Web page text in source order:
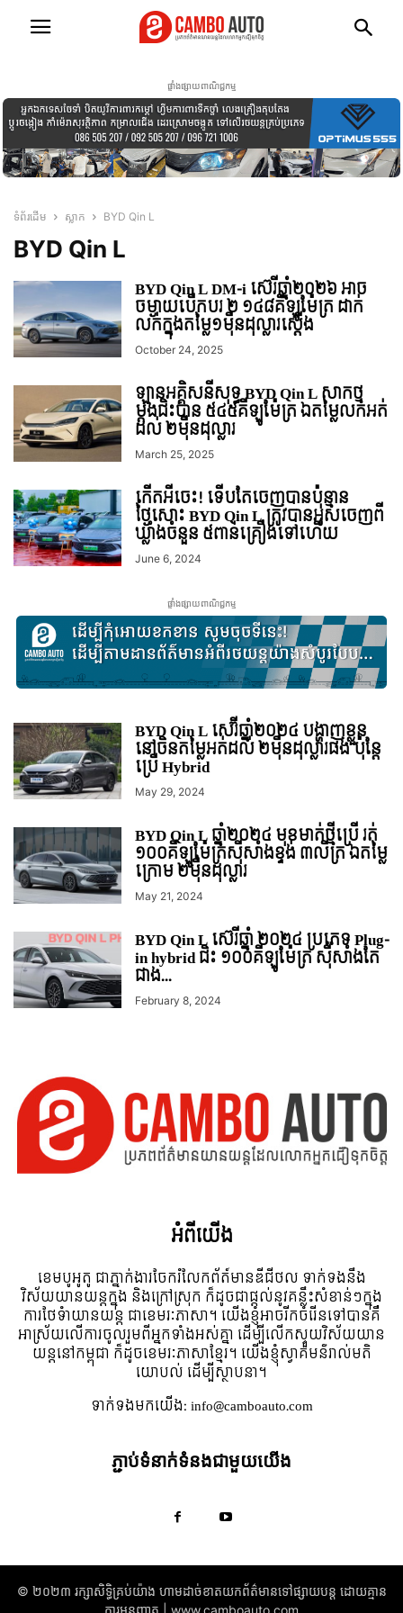
ផ្ទាំងផ្សាយពាណិជ្ជកម្ម
ទំព័រដើម ស្លាក BYD Qin L
BYD Qin L
BYD Qin L DM-i ស៊េរីឆ្នាំ២០២៦ អាច
ចម្ងាយបើកបរ ២ ១៤៨គីឡូម៉ែត្រ ដាក់
លក់ក្នុងតម្លៃ១មុឺនដុល្លារស្ដើង
October 24, 2025
ឡានអគ្គិសនីសុទ្ធ BYD Qin L សាកថ្ម
ម្តងជិះបាន ៥៤៥គីឡូម៉ែត្រ ឯតម្លៃលក់អត់
ដល់ ២ម៉ឺនដុល្លារ
March 25, 2025
កើតអីចេះ! ទើបតែចេញបានប៉ុន្មាន
ថ្ងៃសោះ BYD Qin L ត្រូវបានអូសចេញពី
ឃ្លាំងចំនួន ៥ពាន់គ្រឿងទៅហើយ
June 6, 2024
ផ្ទាំងផ្សាយពាណិជ្ជកម្ម
BYD Qin L សេរ៊ីឆ្នាំ២០២៤ បង្ហាញខ្លួន
នៅចិនតម្លៃអត់ដល់ ២មុឺនដុល្លារផង ប៉ុន្តែ
ប្រើ Hybrid
May 29, 2024
BYD Qin L ឆ្នាំ២០២៤ មុខមាត់ថ្មីប្រើ រត់
១០០គីឡូម៉ែត្រស៊ីសាំងខ្ទង់ ៣លីត្រ ឯតម្លៃ
ក្រោម ២មុឺនដុល្លារ
May 21, 2024
BYD Qin L ស៊េរីឆ្នាំ ២០២៤ ប្រភេទ Plug-
in hybrid ជិះ ១០០គីឡូម៉ែត្រ ស៊ីសាំងតែ
ជាង...
February 8, 2024
អំពី​យើង
ខេមបូអូតូ ជាភ្នាក់ងារចែករំលែកព័ត៍មានឌីជីថល ទាក់ទងនឹង
វិស័យយានយន្តក្នុង និងក្រៅស្រុក ក៏ដូចជាផ្តល់នូវគន្លឹះសំខាន់ៗក្នុង
ការថែទំាយានយន្ត ជាខេមរៈភាសា។ យើងខ្ញុំអាចរីកចំរើនទៅបានគឺ
អាស្រ័យលើការចូលរួមពីអ្នកទាំងអស់គ្នា ដើម្បីលើកស្ទួយវិស័យយាន
យន្តនៅកម្ពុជា ក៏ដូចខេមរៈភាសាខ្មែរ។ យើងខ្ញុំស្វាគមន៌រាល់មតិ
យោបល់ ដើម្បីស្ថាបនា។
ទាក់ទង​មក​យើង:info@camboauto.com
ភ្ជាប់ទំនាក់ទំនងជាមួយយើង
© ២០២៣ រក្សាសិទ្ធិគ្រប់យ៉ាង​ ហាមដាច់ខាតយកព័ត៌មានទៅផ្សាយបន្ត ដោយគ្មាន
ការអនុញ្ញាត | www.camboauto.com